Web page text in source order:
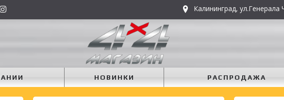
Калининград,
НОВИНКИ РАСПРОДАЖА